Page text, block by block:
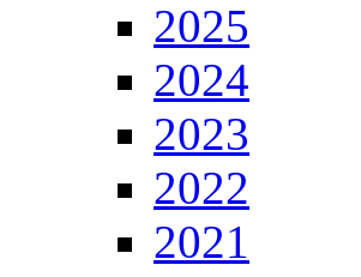
2025
2024
2023
2022
2021